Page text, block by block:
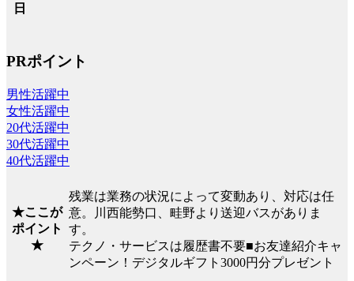
日
PRポイント
男性活躍中
女性活躍中
20代活躍中
30代活躍中
40代活躍中
★ここが
ポイント
★
残業は業務の状況によって変動あり、対応は任
意。川西能勢口、畦野より送迎バスがありま
す。
テクノ・サービスは履歴書不要■お友達紹介キャ
ンペーン！デジタルギフト3000円分プレゼント